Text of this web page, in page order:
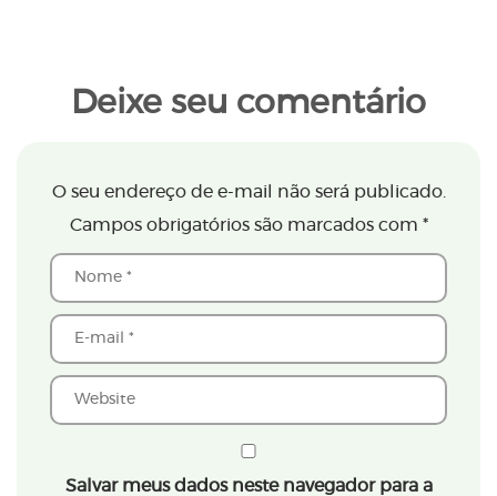
Deixe seu comentário
O seu endereço de e-mail não será publicado.
Campos obrigatórios são marcados com *
Salvar meus dados neste navegador para a